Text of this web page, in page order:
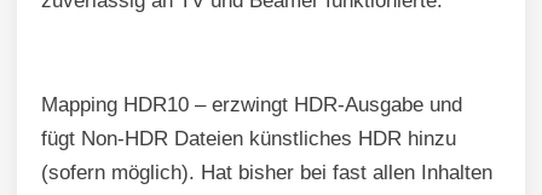
Mapping HDR10 – erzwingt HDR-Ausgabe und
fügt Non-HDR Dateien künstliches HDR hinzu
(sofern möglich). Hat bisher bei fast allen Inhalten